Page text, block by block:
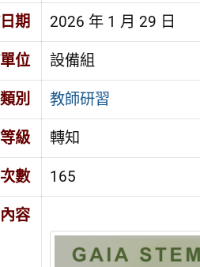
期 2026 年 1 月 29 日
位 設備組
別 教師研習
級 轉知
數 165
容